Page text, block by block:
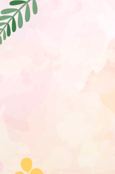
移至網頁之主要內容區位置